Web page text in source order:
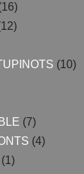
(10)
(7)
(4)
(1)